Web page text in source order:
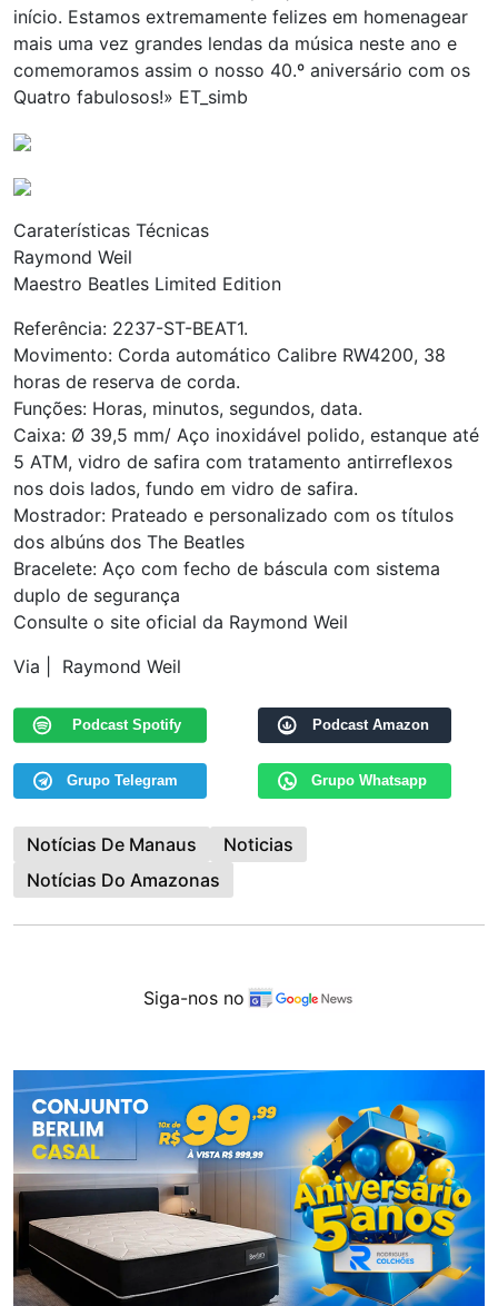
início. Estamos extremamente felizes em homenagear
mais uma vez grandes lendas da música neste ano e
comemoramos assim o nosso 40.º aniversário com os
Quatro fabulosos!» ET_simb
Caraterísticas Técnicas
Raymond Weil
Maestro Beatles Limited Edition
Referência: 2237-ST-BEAT1.
Movimento: Corda automático Calibre RW4200, 38
horas de reserva de corda.
Funções: Horas, minutos, segundos, data.
Caixa: Ø 39,5 mm/ Aço inoxidável polido, estanque até
5 ATM, vidro de safira com tratamento antirreflexos
nos dois lados, fundo em vidro de safira.
Mostrador: Prateado e personalizado com os títulos
dos albúns dos The Beatles
Bracelete: Aço com fecho de báscula com sistema
duplo de segurança
Consulte o site oficial da Raymond Weil
Via | Raymond Weil
Podcast Spotify Podcast Amazon
Grupo Telegram Grupo Whatsapp
Notícias De Manaus
Noticias
Notícias Do Amazonas
Siga-nos no